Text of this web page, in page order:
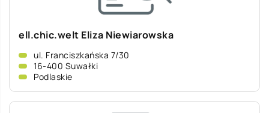
ell.chic.welt Eliza Niewiarowska
ul. Franciszkańska 7/30
16-400 Suwałki
Podlaskie